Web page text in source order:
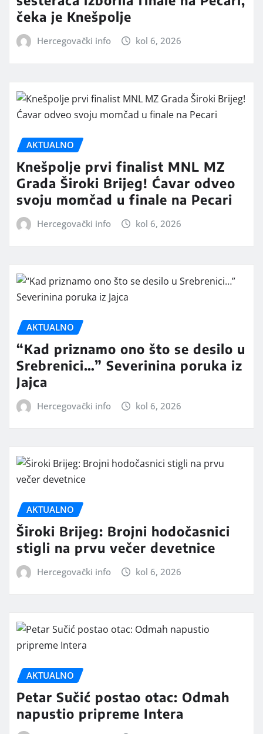
čeka je Knešpolje
Hercegovački info kol 6, 2026
AKTUALNO
Knešpolje prvi finalist MNL MZ
Grada Široki Brijeg! Ćavar odveo
svoju momčad u finale na Pecari
Hercegovački info kol 6, 2026
AKTUALNO
“Kad priznamo ono što se desilo u
Srebrenici…” Severinina poruka iz
Jajca
Hercegovački info kol 6, 2026
AKTUALNO
Široki Brijeg: Brojni hodočasnici
stigli na prvu večer devetnice
Hercegovački info kol 6, 2026
AKTUALNO
Petar Sučić postao otac: Odmah
napustio pripreme Intera